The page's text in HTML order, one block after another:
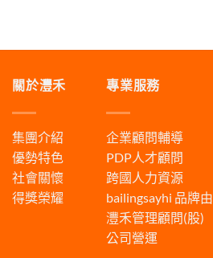
關於灃禾
集團介紹
優勢特色
社會關懷
得獎榮耀
專業服務
企業顧問輔導
PDP人才顧問
跨國人力資源
bailingsayhi 品牌由
灃禾管理顧問(股)
公司營運